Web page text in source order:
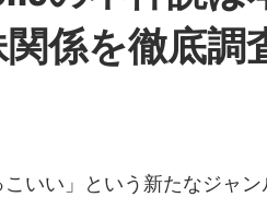
係を徹底調
いい」という新たなジャ